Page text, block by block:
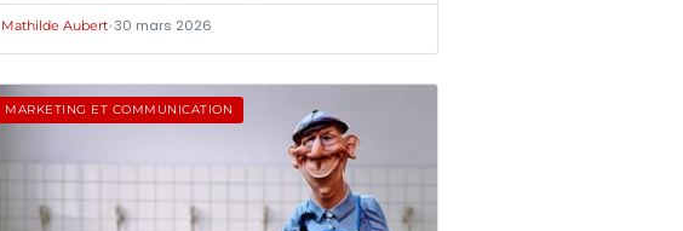
Mathilde Aubert•30 mars 2026
MARKETING ET COMMUNICATION